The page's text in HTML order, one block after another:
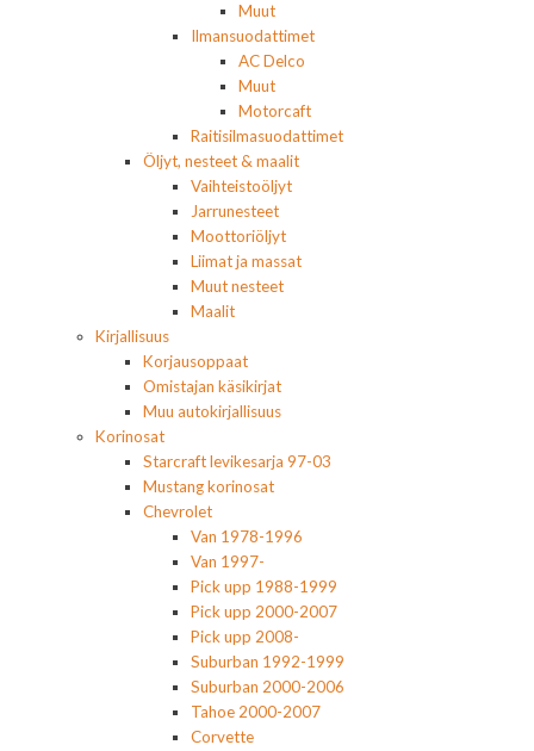
Muut
Ilmansuodattimet
AC Delco
Muut
Motorcaft
Raitisilmasuodattimet
Öljyt, nesteet & maalit
Vaihteistoöljyt
Jarrunesteet
Moottoriöljyt
Liimat ja massat
Muut nesteet
Maalit
Kirjallisuus
Korjausoppaat
Omistajan käsikirjat
Muu autokirjallisuus
Korinosat
Starcraft levikesarja 97-03
Mustang korinosat
Chevrolet
Van 1978-1996
Van 1997-
Pick upp 1988-1999
Pick upp 2000-2007
Pick upp 2008-
Suburban 1992-1999
Suburban 2000-2006
Tahoe 2000-2007
Corvette